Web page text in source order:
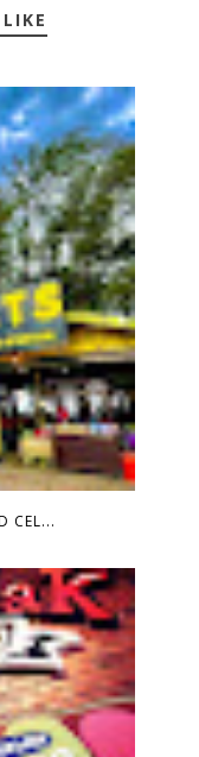
CEL...